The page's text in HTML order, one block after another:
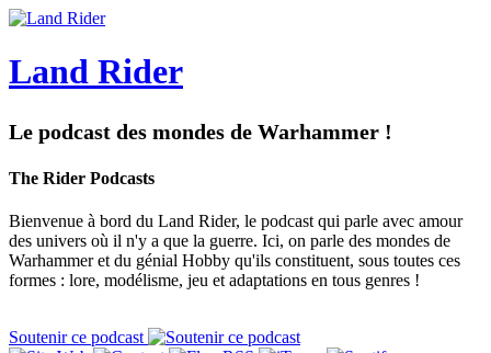
Land Rider
Le podcast des mondes de Warhammer !
The Rider Podcasts
Bienvenue à bord du Land Rider, le podcast qui parle avec amour
des univers où il n'y a que la guerre. Ici, on parle des mondes de
Warhammer et du génial Hobby qu'ils constituent, sous toutes ces
formes : lore, modélisme, jeu et adaptations en tous genres !
Soutenir ce podcast